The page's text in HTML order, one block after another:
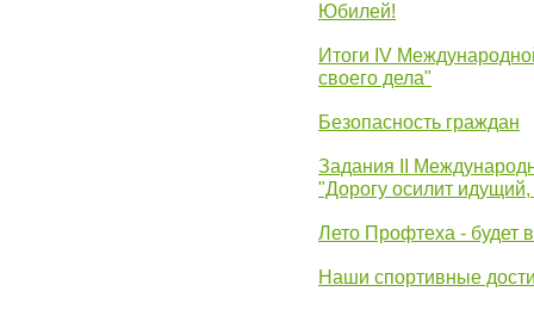
Юбилей!
Итоги IV
своего дела"
Безопасность граждан
Задания II
"Дорогу осилит
Лето Профтеха - будет
Наши спортивные